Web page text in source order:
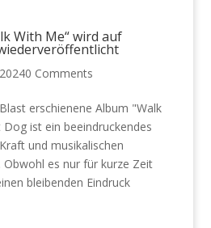
With Me“ wird auf
0 Comments
erschienene Album "Walk
ist ein beeindruckendes
und musikalischen
Obwohl es nur für kurze Zeit
bleibenden Eindruck